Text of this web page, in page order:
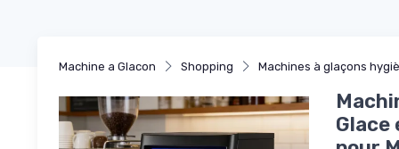
Machine a Glacon Shopping Machines à glaçons
Glace